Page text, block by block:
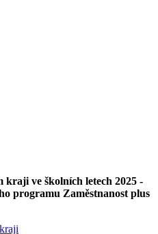
kraji ve školních letech 2025 -
programu Zaměstnanost plus